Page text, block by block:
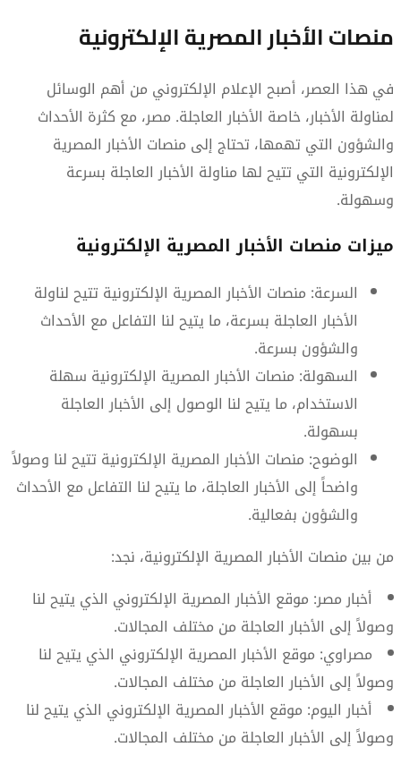
منصات الأخبار المصرية الإلكترونية
في هذا العصر، أصبح الإعلام الإلكتروني من أهم الوسائل
لمناولة الأخبار، خاصة الأخبار العاجلة. مصر، مع كثرة الأحداث
والشؤون التي تهمها، تحتاج إلى منصات الأخبار المصرية
الإلكترونية التي تتيح لها مناولة الأخبار العاجلة بسرعة
وسهولة.
ميزات منصات الأخبار المصرية الإلكترونية
السرعة: منصات الأخبار المصرية الإلكترونية تتيح لناولة
الأخبار العاجلة بسرعة، ما يتيح لنا التفاعل مع الأحداث
والشؤون بسرعة.
السهولة: منصات الأخبار المصرية الإلكترونية سهلة
الاستخدام، ما يتيح لنا الوصول إلى الأخبار العاجلة
بسهولة.
الوضوح: منصات الأخبار المصرية الإلكترونية تتيح لنا وصولاً
واضحاً إلى الأخبار العاجلة، ما يتيح لنا التفاعل مع الأحداث
والشؤون بفعالية.
من بين منصات الأخبار المصرية الإلكترونية، نجد:
أخبار مصر: موقع الأخبار المصرية الإلكتروني الذي يتيح لنا
وصولاً إلى الأخبار العاجلة من مختلف المجالات.
مصراوي: موقع الأخبار المصرية الإلكتروني الذي يتيح لنا
وصولاً إلى الأخبار العاجلة من مختلف المجالات.
أخبار اليوم: موقع الأخبار المصرية الإلكتروني الذي يتيح لنا
وصولاً إلى الأخبار العاجلة من مختلف المجالات.